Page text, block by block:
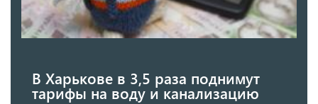
В Харькове в 3,5 раза поднимут
тарифы на воду и канализацию